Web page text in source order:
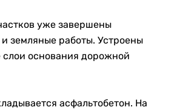
уже завершены
и земляные работы. Устроены
основания дорожной
асфальтобетон. На